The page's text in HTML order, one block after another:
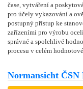
čase, vytváření a
pro účely vykazování a
postupný přístup ke
zařízeními pro výrobu
správné a spolehlivé
procesu v celém
Normansicht ČSN